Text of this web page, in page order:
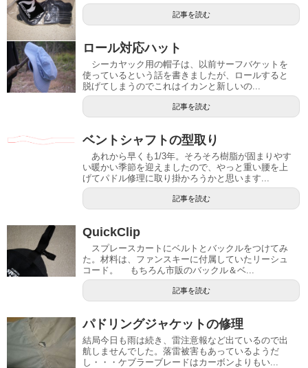
記事を読む
ロール対応ハット
シーカヤック用の帽子は、以前サーフバケットを
使っているという話を書きましたが、ロールすると
脱げてしまうのでこれはイカンと新しいの...
記事を読む
ベントシャフトの型取り
あれから早くも1/3年。そろそろ樹脂が固まりやす
い暖かい季節を迎えましたので、やっと重い腰を上
げてパドル修理に取り掛かろうかと思います...
記事を読む
QuickClip
スプレースカートにベルトとバックルをつけてみ
た。材料は、ファンスキーに付属していたリーシュ
コード。 もちろん市販のバックル＆ベ...
記事を読む
パドリングジャケットの修理
結局今日も雨は続き、雷注意報など出ているので出
航しませんでした。落雷被害もあっているようだ
し・・・ケブラーブレードはカーボンよりもい...